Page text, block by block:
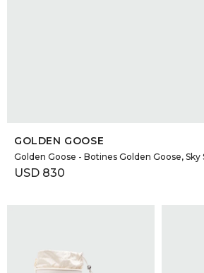
GOLDEN GOOSE
Golden Goose - Botines Golden Goose, Sky
USD 830